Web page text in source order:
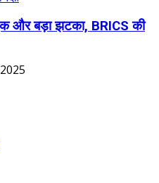
और बड़ा झटका, BRICS की